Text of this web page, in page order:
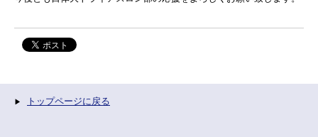
トップページに戻る